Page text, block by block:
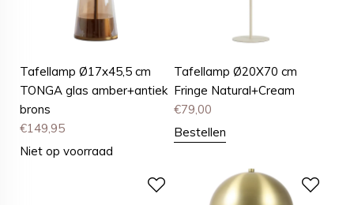
Tafellamp Ø17x45,5 cm
TONGA glas amber+antiek
brons
€149,95
Niet op voorraad
Tafellamp Ø20X70 cm
Fringe Natural+Cream
€79,00
Bestellen